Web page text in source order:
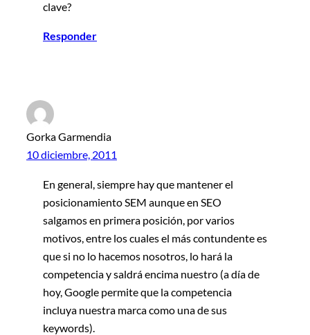
clave?
Responder
Gorka Garmendia
10 diciembre, 2011
En general, siempre hay que mantener el
posicionamiento SEM aunque en SEO
salgamos en primera posición, por varios
motivos, entre los cuales el más contundente es
que si no lo hacemos nosotros, lo hará la
competencia y saldrá encima nuestro (a día de
hoy, Google permite que la competencia
incluya nuestra marca como una de sus
keywords).